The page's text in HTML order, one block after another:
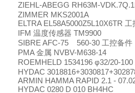
ZIEHL-ABEGG RH63M-
ZIMMER MKS2001A
ELTRA EL58A5000Z5L10X6TR 工
IFM 温度传感器 TM9900
SIBRE AFC-75 560-30 工控备件
PMA金属 NVBV-M638-14
ROEMHELD 1534196 φ32/20-100
HYDAC
ARMIN HAMMA RAPID 2.1 -
HYDAC 0280 D 010 BH4HC